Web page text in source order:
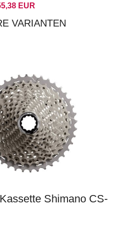
EUR
VARIANTEN
Shimano CS-